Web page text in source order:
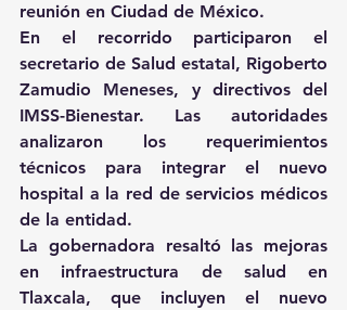
reunión en Ciudad de México.
En el recorrido participaron el
secretario de Salud estatal, Rigoberto
Zamudio Meneses, y directivos del
IMSS-Bienestar. Las autoridades
analizaron los requerimientos
técnicos para integrar el nuevo
hospital a la red de servicios médicos
de la entidad.
La gobernadora resaltó las mejoras
en infraestructura de salud en
Tlaxcala, que incluyen el nuevo